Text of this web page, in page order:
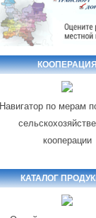
Навигатор по мерам
кооперации
КАТАЛОГ